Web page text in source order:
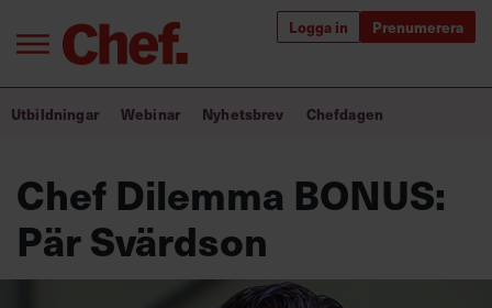
Logga in Prenumerera
Bra ledare förändrar världen
Utbildning för ledare
Chefakademin+
Utbildningar Webinar Nyhetsbrev Chefdagen
Chef Dilemma BONUS:
Pär Svärdson